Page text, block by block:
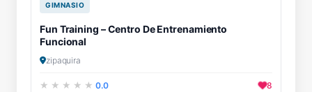
GIMNASIO
Fun Training – Centro De Entrenamiento
Funcional
zipaquira
0.0 8